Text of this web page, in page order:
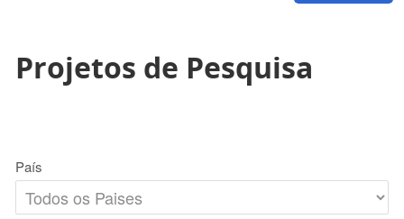
Projetos de Pesquisa
País